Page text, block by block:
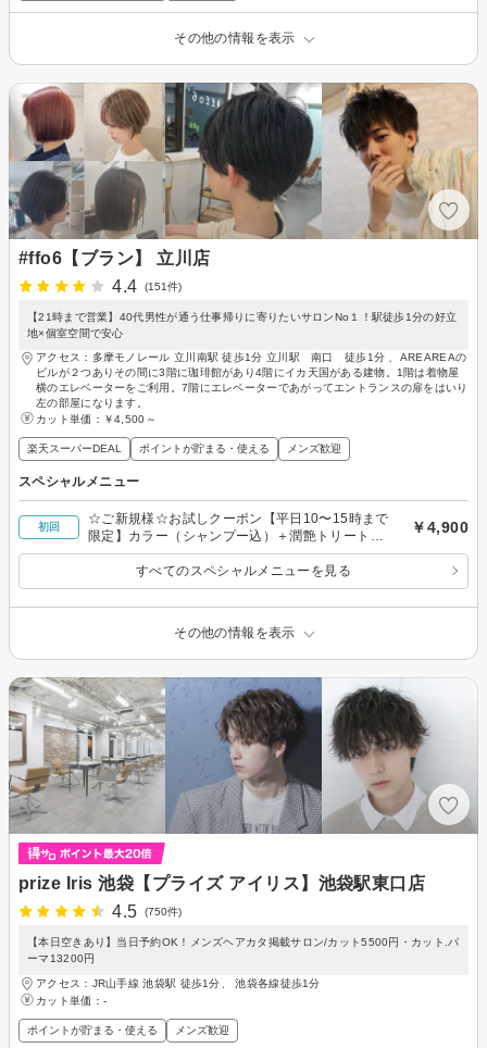
その他の情報を表示
#ffo6【ブラン】 立川店
4.4
(151件)
【21時まで営業】40代男性が通う仕事帰りに寄りたいサロンNo１！駅徒歩1分の好立
地×個室空間で安心
アクセス：多摩モノレール 立川南駅 徒歩1分 立川駅 南口 徒歩1分 、AREAREAの
ビルが２つありその間に3階に珈琲館があり4階にイカ天国がある建物。1階は着物屋
横のエレベーターをご利用。7階にエレベーターであがってエントランスの扉をはいり
左の部屋になります。
カット単価： ￥4,500～
楽天スーパーDEAL ポイントが貯まる・使える メンズ歓迎
スペシャルメニュー
初回
☆ご新規様☆お試しクーポン【平日10〜15時まで
限定】カラー（シャンプー込）＋潤艶トリートメ
ント
￥4,900
すべてのスペシャルメニューを見る
その他の情報を表示
prize Iris 池袋【プライズ アイリス】池袋駅東口店
4.5
(750件)
【本日空きあり】当日予約OK！メンズヘアカタ掲載サロン/カット5500円・カット.パ
ーマ13200円
アクセス：JR山手線 池袋駅 徒歩1分、 池袋各線徒歩1分
カット単価： -
ポイントが貯まる・使える メンズ歓迎